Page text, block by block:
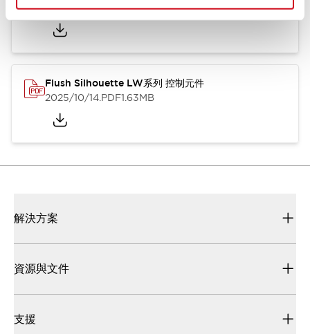
2025/09/19.PDF1.23MB
Flush Silhouette LW系列 控制元件
2025/10/14.PDF1.63MB
解決方案
資源與文件
支援